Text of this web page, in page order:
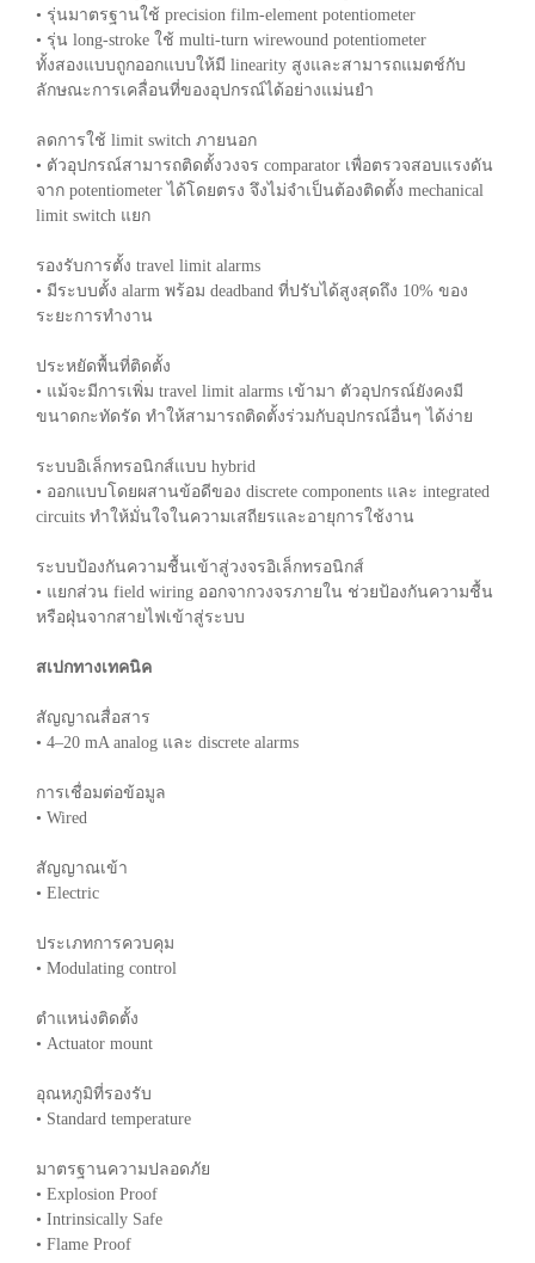
• รุ่นมาตรฐานใช้ precision film-element potentiometer
• รุ่น long-stroke ใช้ multi-turn wirewound potentiometer
ทั้งสองแบบถูกออกแบบให้มี linearity สูงและสามารถแมตช์กับ
ลักษณะการเคลื่อนที่ของอุปกรณ์ได้อย่างแม่นยำ
ลดการใช้ limit switch ภายนอก
• ตัวอุปกรณ์สามารถติดตั้งวงจร comparator เพื่อตรวจสอบแรงดัน
จาก potentiometer ได้โดยตรง จึงไม่จำเป็นต้องติดตั้ง mechanical
limit switch แยก
รองรับการตั้ง travel limit alarms
• มีระบบตั้ง alarm พร้อม deadband ที่ปรับได้สูงสุดถึง 10% ของ
ระยะการทำงาน
ประหยัดพื้นที่ติดตั้ง
• แม้จะมีการเพิ่ม travel limit alarms เข้ามา ตัวอุปกรณ์ยังคงมี
ขนาดกะทัดรัด ทำให้สามารถติดตั้งร่วมกับอุปกรณ์อื่นๆ ได้ง่าย
ระบบอิเล็กทรอนิกส์แบบ hybrid
• ออกแบบโดยผสานข้อดีของ discrete components และ integrated
circuits ทำให้มั่นใจในความเสถียรและอายุการใช้งาน
ระบบป้องกันความชื้นเข้าสู่วงจรอิเล็กทรอนิกส์
• แยกส่วน field wiring ออกจากวงจรภายใน ช่วยป้องกันความชื้น
หรือฝุ่นจากสายไฟเข้าสู่ระบบ
สเปกทางเทคนิค
สัญญาณสื่อสาร
• 4–20 mA analog และ discrete alarms
การเชื่อมต่อข้อมูล
• Wired
สัญญาณเข้า
• Electric
ประเภทการควบคุม
• Modulating control
ตำแหน่งติดตั้ง
• Actuator mount
อุณหภูมิที่รองรับ
• Standard temperature
มาตรฐานความปลอดภัย
• Explosion Proof
• Intrinsically Safe
• Flame Proof